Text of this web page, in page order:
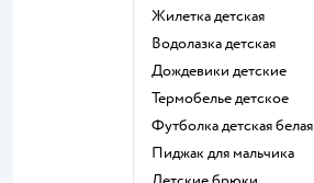
Жилетка детская
Водолазка детская
Дождевики детские
Термобелье детское
Футболка детская белая
Пиджак для мальчика